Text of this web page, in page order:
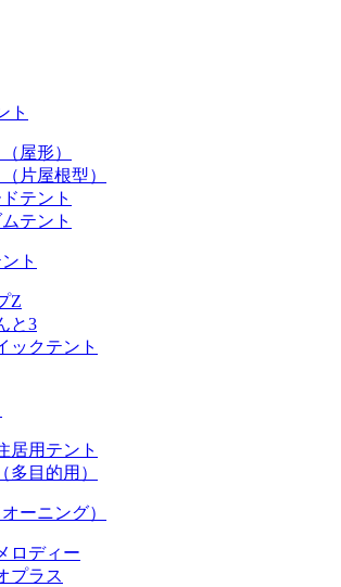
ト
屋形）
片屋根型）
テント
テント
ト
Z
と3
ックテント
居用テント
多目的用）
ーニング）
ロディー
プラス